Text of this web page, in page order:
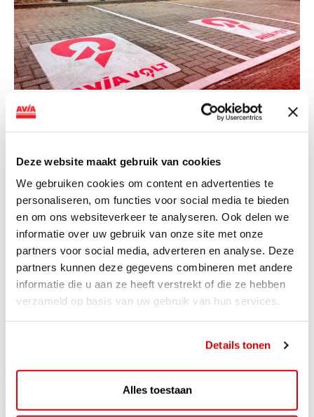
Deze website maakt gebruik van cookies
We gebruiken cookies om content en advertenties te
personaliseren, om functies voor social media te bieden
en om ons websiteverkeer te analyseren. Ook delen we
informatie over uw gebruik van onze site met onze
partners voor social media, adverteren en analyse. Deze
partners kunnen deze gegevens combineren met andere
informatie die u aan ze heeft verstrekt of die ze hebben
verzameld op basis van uw gebruik van hun services.
Details tonen
Alles toestaan
NIEUWS
landelijke uitrol van DC-
snellaadinfrastructuur
AVIA VOLT en Fletcher Hotels starten landelijke uitrol
van DC-snellaadinfrastructuur AVIA VOLT en...